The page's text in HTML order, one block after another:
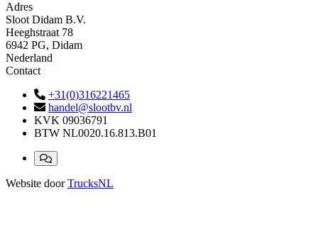
Adres
Sloot Didam B.V.
Heeghstraat 78
6942 PG, Didam
Nederland
Contact
+31(0)316221465
handel@slootbv.nl
KVK 09036791
BTW NL0020.16.813.B01
Website door TrucksNL